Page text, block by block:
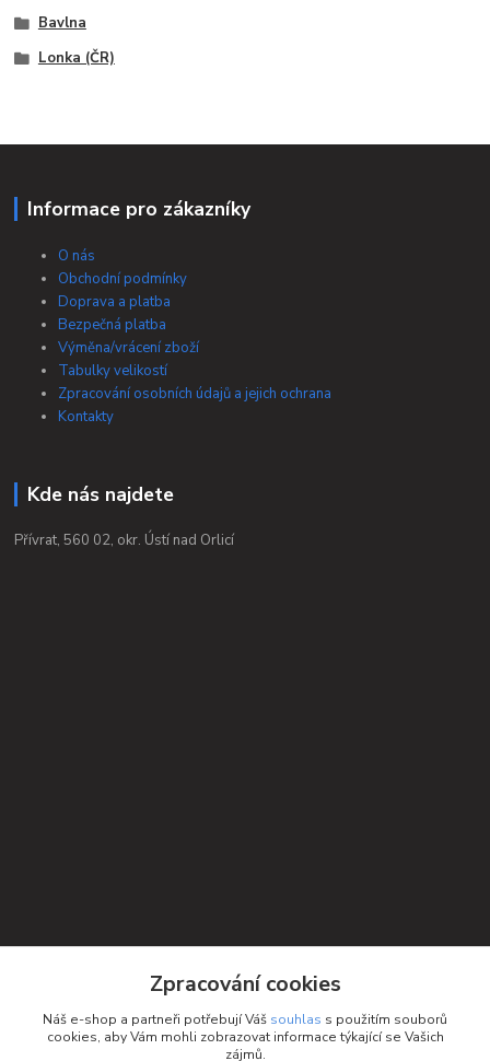
Bavlna
Lonka (ČR)
Informace pro zákazníky
O nás
Obchodní podmínky
Doprava a platba
Bezpečná platba
Výměna/vrácení zboží
Tabulky velikostí
Zpracování osobních údajů a jejich ochrana
Kontakty
Kde nás najdete
Přívrat, 560 02, okr. Ústí nad Orlicí
Zpracování cookies
Náš e-shop a partneři potřebují Váš souhlas s použitím souborů
cookies, aby Vám mohli zobrazovat informace týkající se Vašich
zájmů.